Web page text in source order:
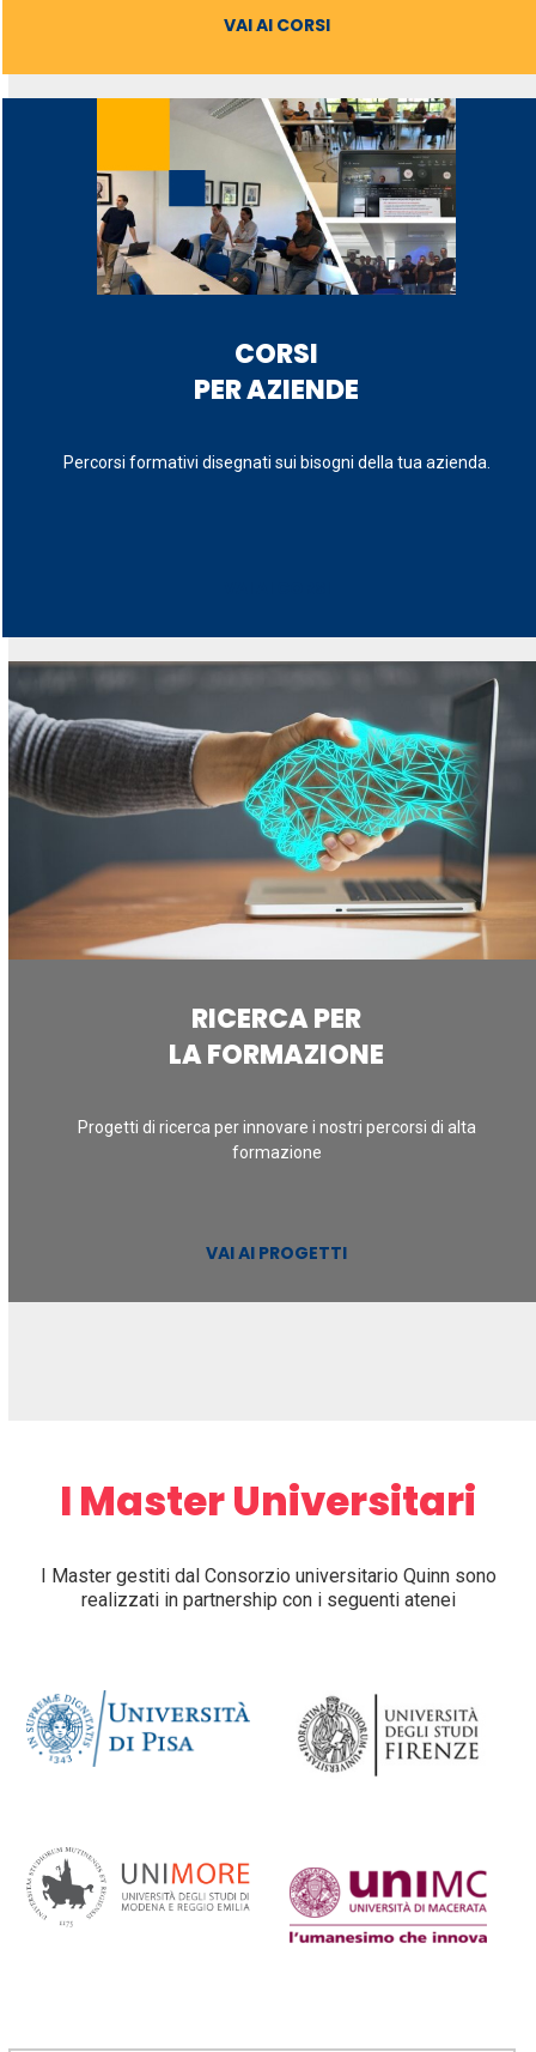
VAI AI CORSI
CORSI
PER AZIENDE
Percorsi formativi disegnati sui bisogni della tua azienda.
RICERCA PER
LA FORMAZIONE
Progetti di ricerca per innovare i nostri percorsi di alta
formazione
VAI AI PROGETTI
I Master Universitari
I Master gestiti dal Consorzio universitario Quinn sono
realizzati in partnership con i seguenti atenei